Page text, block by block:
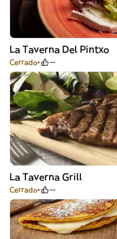
La Taverna Del Pintxo
Cerrado --
La Taverna Grill
Cerrado --